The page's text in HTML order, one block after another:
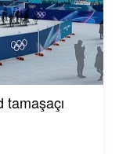
tamaşaçı